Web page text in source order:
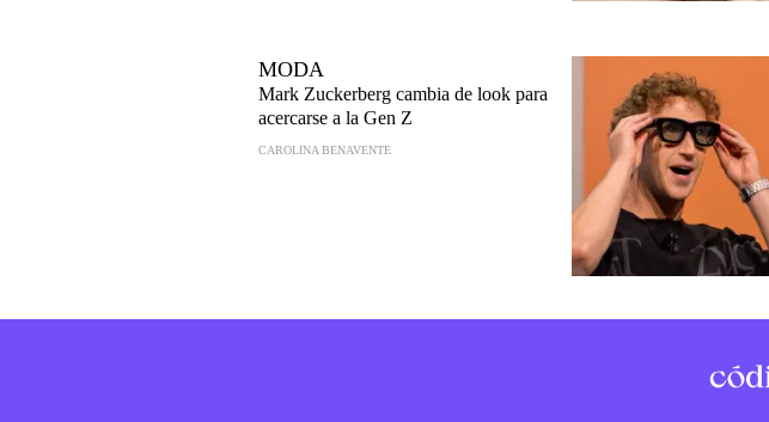
MODA
Mark Zuckerberg cambia de look para
acercarse a la Gen Z
CAROLINA BENAVENTE